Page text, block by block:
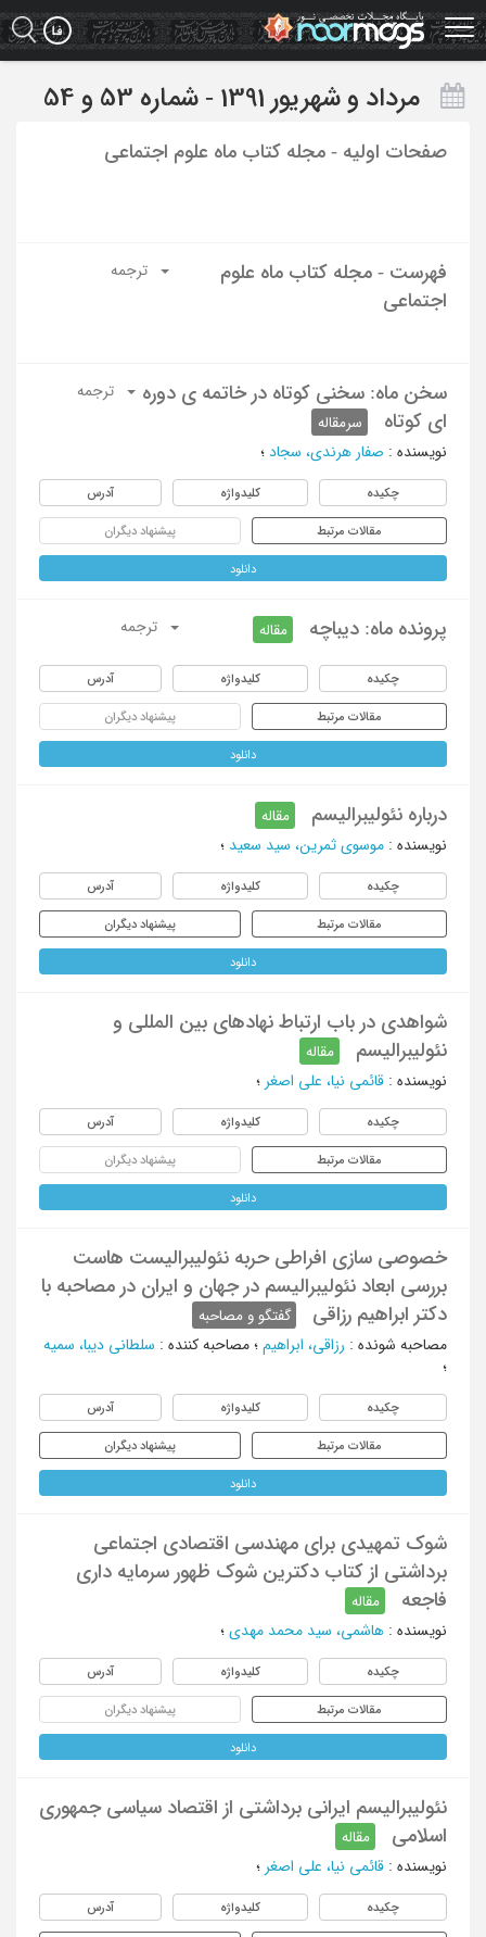
Skip
to
main
مرداد و شهریور 1391 - شماره 53 و 54
صفحات اولیه - مجله کتاب ماه علوم اجتماعی
فهرست - مجله کتاب ماه علوم
اجتماعی
ترجمه
سخن ماه: سخنی کوتاه در خاتمه ی دوره
ای کوتاه
سرمقاله
ترجمه
نویسنده : صفار هرندی، سجاد ؛
چکیده کلیدواژه آدرس
مقالات مرتبط پیشنهاد دیگران
دانلود
پرونده ماه: دیباچه مقاله ترجمه
چکیده کلیدواژه آدرس
مقالات مرتبط پیشنهاد دیگران
دانلود
درباره نئولیبرالیسم
مقاله
نویسنده : موسوی ثمرین، سید سعید ؛
چکیده کلیدواژه آدرس
مقالات مرتبط پیشنهاد دیگران
دانلود
شواهدی در باب ارتباط نهادهای بین المللی و
نئولیبرالیسم
مقاله
نویسنده : قائمی نیا، علی اصغر ؛
چکیده کلیدواژه آدرس
مقالات مرتبط پیشنهاد دیگران
دانلود
خصوصی سازی افراطی حربه نئولیبرالیست هاست
بررسی ابعاد نئولیبرالیسم در جهان و ایران در مصاحبه با
دکتر ابراهیم رزاقی
گفتگو و مصاحبه
مصاحبه شونده : رزاقی، ابراهیم ؛ مصاحبه کننده : سلطانی دیبا، سمیه
؛
چکیده کلیدواژه آدرس
مقالات مرتبط پیشنهاد دیگران
دانلود
شوک تمهیدی برای مهندسی اقتصادی اجتماعی
برداشتی از کتاب دکترین شوک ظهور سرمایه داری
فاجعه
مقاله
نویسنده : هاشمی، سید محمد مهدی ؛
چکیده کلیدواژه آدرس
مقالات مرتبط پیشنهاد دیگران
دانلود
نئولیبرالیسم ایرانی برداشتی از اقتصاد سیاسی جمهوری
اسلامی
مقاله
نویسنده : قائمی نیا، علی اصغر ؛
چکیده کلیدواژه آدرس